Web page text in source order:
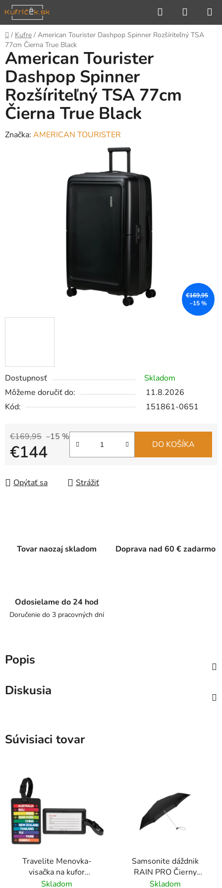
Prejsť
na
obsah
Hľadať
KOŠÍK
Domov
/ Kufre / American Tourister Dashpop Spinner Rozšíriteľný TSA
77cm Čierna True Black
Dostupnosť
Skladom
Môžeme doručiť do:
11.8.2026
Kód:
151861-0651
€169,95 –15 %
€144 DO KOŠÍKA
Opýtať sa Strážiť
American Tourister
Dashpop Spinner
Rozšíriteľný TSA 77cm
Čierna True Black
Značka: AMERICAN TOURISTER
€169,95
–15 %
Tovar naozaj skladom Doprava nad 60 € zadarmo
Odosielame do 24 hod
Doručenie do 3 pracovných dní
Popis
Diskusia
Súvisiaci tovar
Travelite Menovka-
visačka na kufor
Multicolor Cities
Skladom
Samsonite dáždnik
RAIN PRO Čierny
skladací manuálny
Skladom